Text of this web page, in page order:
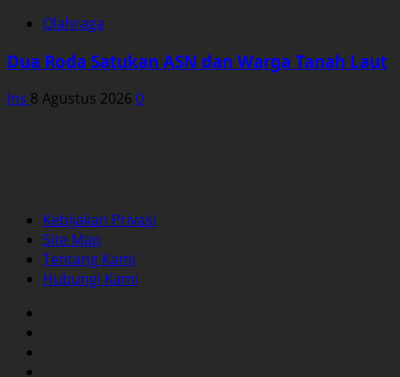
Olahraga
Dua Roda Satukan ASN dan Warga Tanah Laut
Ins 8 Agustus 2026 0
Kebijakan Privasi
Site Map
Tentang Kami
Hubungi Kami